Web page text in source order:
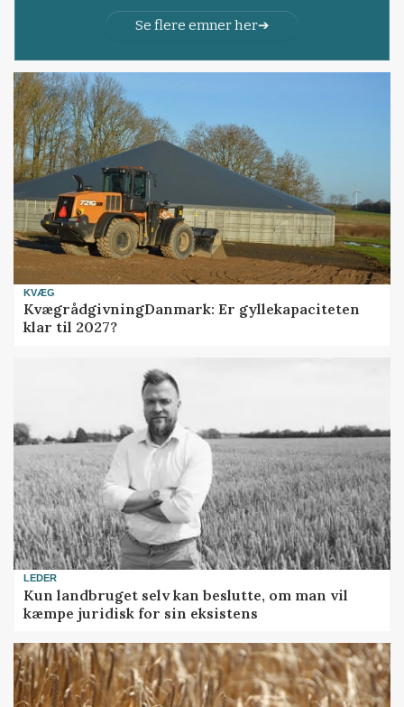
Se flere emner her
KVÆG
KvægrådgivningDanmark: Er gyllekapaciteten
klar til 2027?
LEDER
Kun landbruget selv kan beslutte, om man vil
kæmpe juridisk for sin eksistens